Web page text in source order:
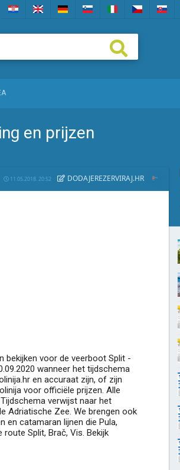
en prijzen
11.05.2018. 20:52 DODAJEREZERVIRAJ.HR
bekijken voor de veerboot Split -
wanneer het tijdschema
en accuraat zijn, of zijn
voor officiële prijzen. Alle
verwijst naar het
Adriatische Zee. We brengen ook
en catamaran lijnen die Pula,
route Split, Brač, Vis. Bekijk